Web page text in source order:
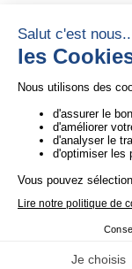
1ère Organisation